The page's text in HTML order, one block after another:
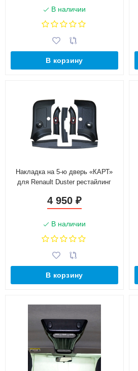
В наличии
В корзину
Накладка на 5-ю дверь «КАРТ»
для Renault Duster рестайлинг
4 950 ₽
В наличии
В корзину